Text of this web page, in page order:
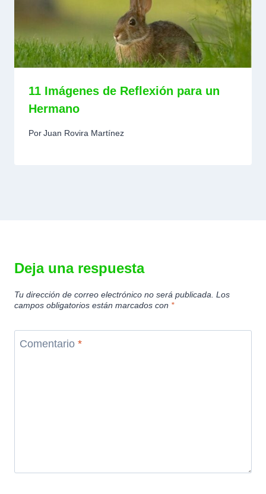
11 Imágenes de Reflexión para un
Hermano
PorJuan Rovira Martínez
Deja una respuesta
Tu dirección de correo electrónico no será publicada. Los
campos obligatorios están marcados con *
Comentario *